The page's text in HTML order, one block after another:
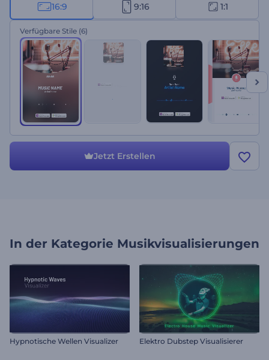
Audiovisualisierung bietet alle Funktionen. Sehr gut geeignet für
Podcasts und andere Synchronprojekte. Probieren Sie es jetzt!
16:9 9:16 1:1
Verfügbare Stile (6)
Jetzt Erstellen
In der Kategorie Musikvisualisierungen
Hypnotische Wellen Visualizer Elektro Dubstep Visualisierer